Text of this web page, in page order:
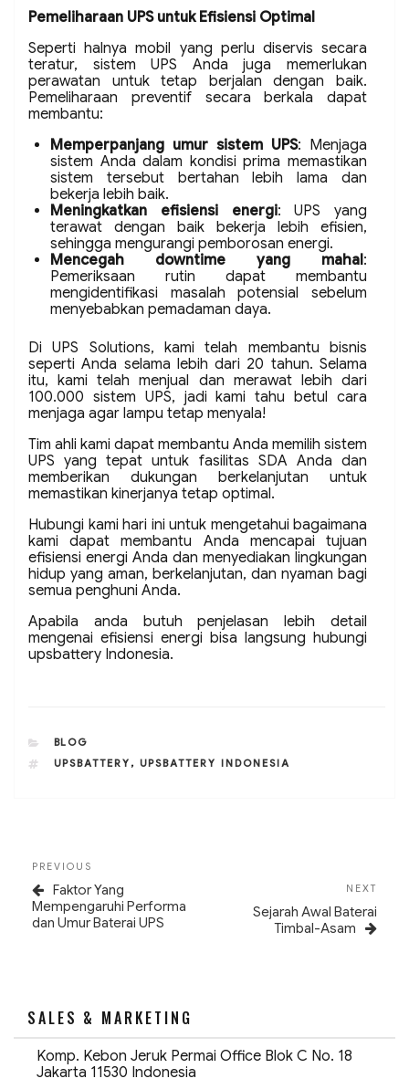
Pemeliharaan UPS untuk Efisiensi Optimal
Seperti halnya mobil yang perlu diservis secara
teratur, sistem UPS Anda juga memerlukan
perawatan untuk tetap berjalan dengan baik.
Pemeliharaan preventif secara berkala dapat
membantu:
Memperpanjang umur sistem UPS: Menjaga
sistem Anda dalam kondisi prima memastikan
sistem tersebut bertahan lebih lama dan
bekerja lebih baik.
Meningkatkan efisiensi energi: UPS yang
terawat dengan baik bekerja lebih efisien,
sehingga mengurangi pemborosan energi.
Mencegah downtime yang mahal:
Pemeriksaan rutin dapat membantu
mengidentifikasi masalah potensial sebelum
menyebabkan pemadaman daya.
Di UPS Solutions, kami telah membantu bisnis
seperti Anda selama lebih dari 20 tahun. Selama
itu, kami telah menjual dan merawat lebih dari
100.000 sistem UPS, jadi kami tahu betul cara
menjaga agar lampu tetap menyala!
Tim ahli kami dapat membantu Anda memilih sistem
UPS yang tepat untuk fasilitas SDA Anda dan
memberikan dukungan berkelanjutan untuk
memastikan kinerjanya tetap optimal.
Hubungi kami hari ini untuk mengetahui bagaimana
kami dapat membantu Anda mencapai tujuan
efisiensi energi Anda dan menyediakan lingkungan
hidup yang aman, berkelanjutan, dan nyaman bagi
semua penghuni Anda.
Apabila anda butuh penjelasan lebih detail
mengenai efisiensi energi bisa langsung hubungi
upsbattery Indonesia.
CATEGORIES
BLOG
TAGS
UPSBATTERY , UPSBATTERY INDONESIA
navigation
Previous
Post
PREVIOUS
Faktor Yang
Mempengaruhi Performa
dan Umur Baterai UPS
NEXT
Sejarah Awal Baterai
Timbal-Asam
SALES & MARKETING
Komp. Kebon Jeruk Permai Office Blok C No. 18
Jakarta 11530 Indonesia